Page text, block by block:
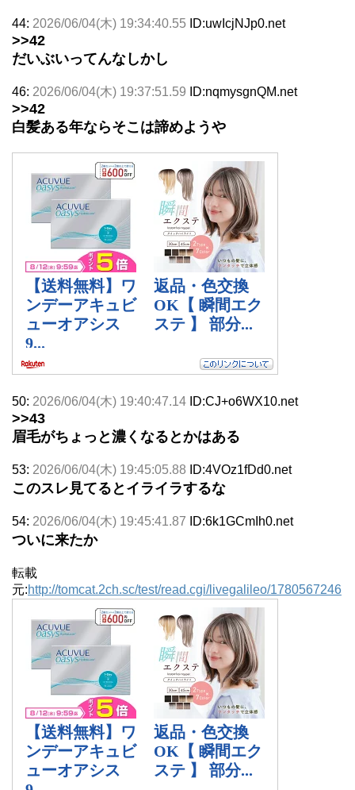
44: 2026/06/04(木) 19:34:40.55 ID:uwIcjNJp0.net
>>42
だいぶいってんなしかし
46: 2026/06/04(木) 19:37:51.59 ID:nqmysgnQM.net
>>42
白髪ある年ならそこは諦めようや
50: 2026/06/04(木) 19:40:47.14 ID:CJ+o6WX10.net
>>43
眉毛がちょっと濃くなるとかはある
53: 2026/06/04(木) 19:45:05.88 ID:4VOz1fDd0.net
このスレ見てるとイライラするな
54: 2026/06/04(木) 19:45:41.87 ID:6k1GCmIh0.net
ついに来たか
転載
元:http://tomcat.2ch.sc/test/read.cgi/livegalileo/1780567246